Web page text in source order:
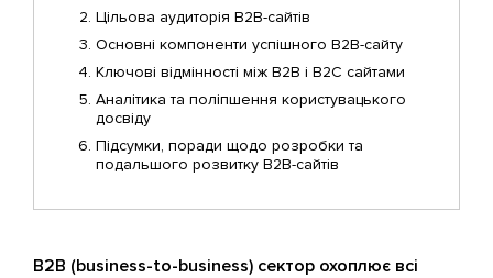
Цільова аудиторія B2B-сайтів
Основні компоненти успішного B2B-сайту
Ключові відмінності між B2B і B2C сайтами
Аналітика та поліпшення користувацького
досвіду
Підсумки, поради щодо розробки та
подальшого розвитку B2B-сайтів
B2B (business-to-business) сектор охоплює всі